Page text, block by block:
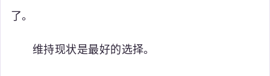
了。
维持现状是最好的选择。